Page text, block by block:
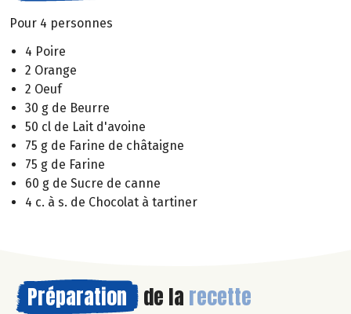
Pour 4 personnes
4 Poire
2 Orange
2 Oeuf
30 g de Beurre
50 cl de Lait d'avoine
75 g de Farine de châtaigne
75 g de Farine
60 g de Sucre de canne
4 c. à s. de Chocolat à tartiner
Préparation de la recette